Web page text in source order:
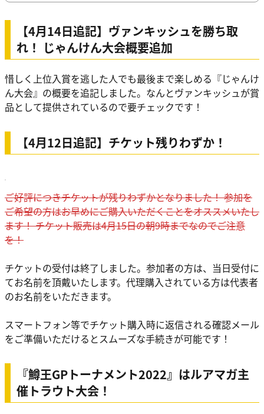
【4月14日追記】ヴァンキッシュを勝ち取
れ！ じゃんけん大会概要追加
惜しく上位入賞を逃した人でも最後まで楽しめる『じゃんけ
ん大会』の概要を追記しました。なんとヴァンキッシュが賞
品として提供されているので要チェックです！
【4月12日追記】チケット残りわずか！
ご好評につきチケットが残りわずかとなりました！ 参加を
ご希望の方はお早めにご購入いただくことをオススメいたし
ます！ チケット販売は4月15日の朝9時までなのでご注意
を！
チケットの受付は終了しました。参加者の方は、当日受付に
てお名前を頂戴いたします。代理購入されている方は代表者
のお名前をいただきます。
スマートフォン等でチケット購入時に返信される確認メール
をご準備いただけるとスムーズな手続きが可能です！
『鱒王GPトーナメント2022』はルアマガ主
催トラウト大会！